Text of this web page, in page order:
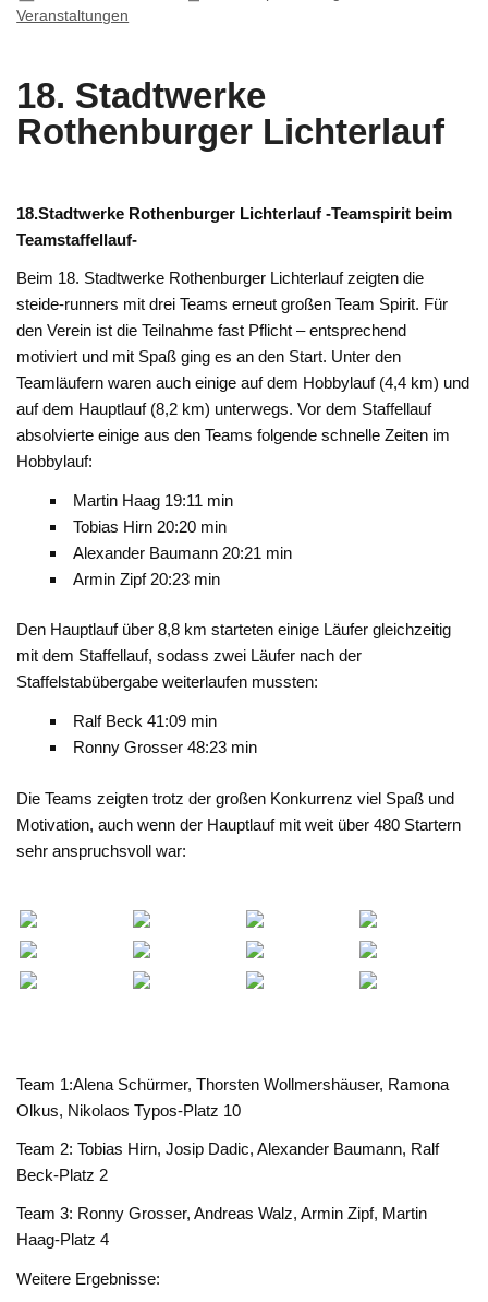
Veranstaltungen
18. Stadtwerke
Rothenburger Lichterlauf
18.Stadtwerke Rothenburger Lichterlauf -Teamspirit beim
Teamstaffellauf-
Beim 18. Stadtwerke Rothenburger Lichterlauf zeigten die
steide-runners mit drei Teams erneut großen Team Spirit. Für
den Verein ist die Teilnahme fast Pflicht – entsprechend
motiviert und mit Spaß ging es an den Start. Unter den
Teamläufern waren auch einige auf dem Hobbylauf (4,4 km) und
auf dem Hauptlauf (8,2 km) unterwegs. Vor dem Staffellauf
absolvierte einige aus den Teams folgende schnelle Zeiten im
Hobbylauf:
Martin Haag 19:11 min
Tobias Hirn 20:20 min
Alexander Baumann 20:21 min
Armin Zipf 20:23 min
Den Hauptlauf über 8,8 km starteten einige Läufer gleichzeitig
mit dem Staffellauf, sodass zwei Läufer nach der
Staffelstabübergabe weiterlaufen mussten:
Ralf Beck 41:09 min
Ronny Grosser 48:23 min
Die Teams zeigten trotz der großen Konkurrenz viel Spaß und
Motivation, auch wenn der Hauptlauf mit weit über 480 Startern
sehr anspruchsvoll war:
Team 1:Alena Schürmer, Thorsten Wollmershäuser, Ramona
Olkus, Nikolaos Typos-Platz 10
Team 2: Tobias Hirn, Josip Dadic, Alexander Baumann, Ralf
Beck-Platz 2
Team 3: Ronny Grosser, Andreas Walz, Armin Zipf, Martin
Haag-Platz 4
Weitere Ergebnisse: